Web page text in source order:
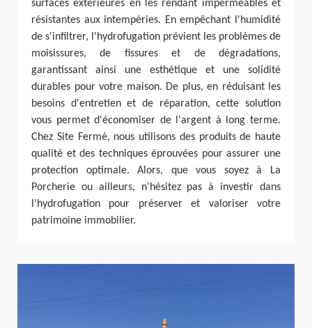
surfaces extérieures en les rendant imperméables et
résistantes aux intempéries. En empêchant l'humidité
de s'infiltrer, l'hydrofugation prévient les problèmes de
moisissures, de fissures et de dégradations,
garantissant ainsi une esthétique et une solidité
durables pour votre maison. De plus, en réduisant les
besoins d'entretien et de réparation, cette solution
vous permet d'économiser de l'argent à long terme.
Chez Site Fermé, nous utilisons des produits de haute
qualité et des techniques éprouvées pour assurer une
protection optimale. Alors, que vous soyez à La
Porcherie ou ailleurs, n'hésitez pas à investir dans
l'hydrofugation pour préserver et valoriser votre
patrimoine immobilier.